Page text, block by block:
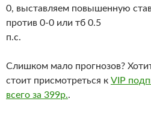
0, выставляем повышенную
против 0-0 или тб 0.5
п.с.
Слишком мало прогнозов?
стоит присмотреться к VIP
всего за 399р..